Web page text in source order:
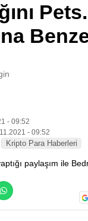
- 09:52
- 09:52
Kripto Para Haberleri